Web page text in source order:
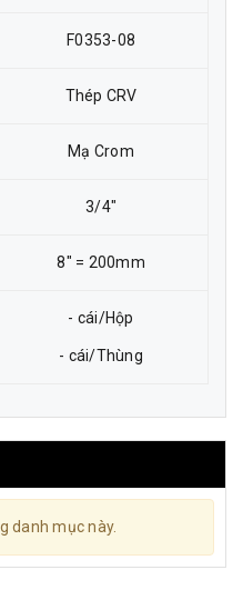
F0353-08
Thép CRV
Mạ Crom
3/4"
8" = 200mm
- cái/Hộp
- cái/Thùng
danh mục này.